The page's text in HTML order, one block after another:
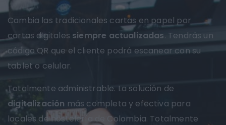
Cambia las tradicionales cartas en papel por
cartas digitales siempre actualizadas. Tendrás un
código QR que el cliente podrá escanear con su
tablet o celular.
Totalmente administrable. La solución de
digitalización más completa y efectiva para
locales de hostelería de Colombia. Totalmente